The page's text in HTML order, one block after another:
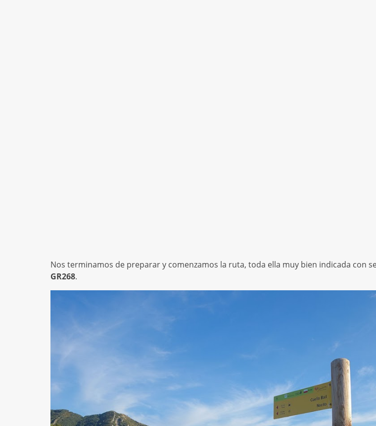
Nos terminamos de preparar y comenzamos la ruta, toda ella muy bien indicada con
GR268.